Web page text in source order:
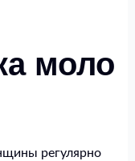
моло
регулярно